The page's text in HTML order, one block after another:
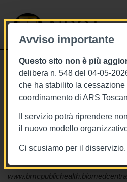
Avviso importante
Questo sito non è più
delibera n. 548 del 04-05-
che ha stabilito la cessazione
coordinamento di ARS
Il servizio potrà riprendere
il nuovo modello
Ci scusiamo per il disservizio.
NBST
Efficacia delle
contenimento della
dell’epidemia Covid-
revisione sistematica